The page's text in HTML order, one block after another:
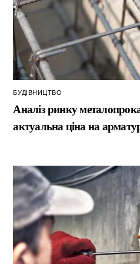
БУДІВНИЦТВО
Аналіз ринку
актуальна ціна на